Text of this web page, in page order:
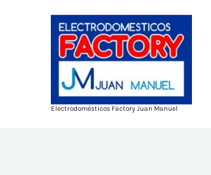
Electrodomésticos Factory Juan Manuel